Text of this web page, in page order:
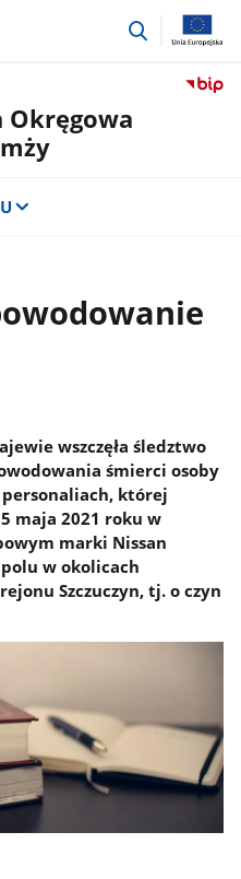
przejdź
wszczęła śledztwo
śmierci osoby
której
maja 2021 roku w
marki Nissan
w okolicach
Szczuczyn, tj. o czyn